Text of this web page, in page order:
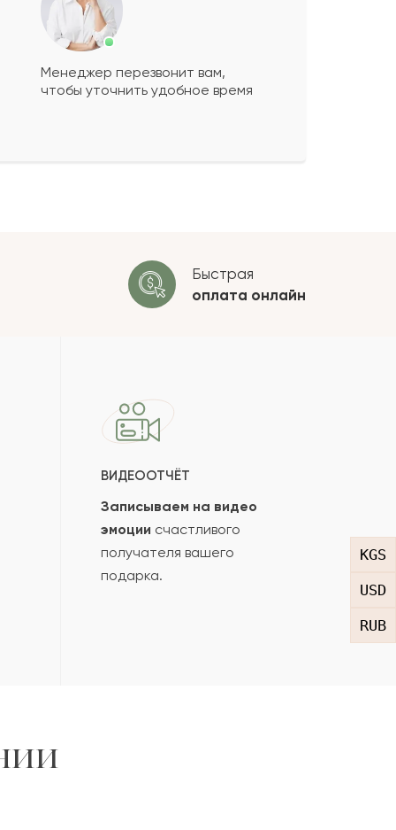
KGS
USD
RUB
будет+?
ОСТАВИТЬ ОТЗЫВ
Менеджер перезвонит вам,
чтобы уточнить удобное время
Быстрая
оплата онлайн
ВИДЕООТЧЁТ
Записываем на видео
эмоции счастливого
получателя вашего
подарка.